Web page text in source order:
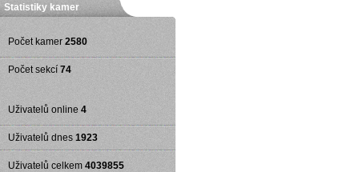
Statistiky kamer
Počet kamer 2580
Počet sekcí 74
Uživatelů online 4
Uživatelů dnes 1923
Uživatelů celkem 4039855